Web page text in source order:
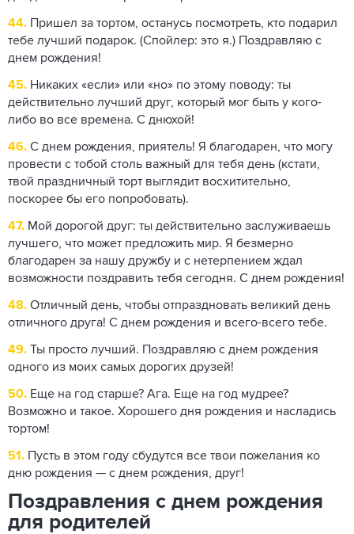
44. Пришел за тортом, останусь посмотреть, кто подарил
тебе лучший подарок. (Спойлер: это я.) Поздравляю с
днем ​​рождения!
45. Никаких «если» или «но» по этому поводу: ты
действительно лучший друг, который мог быть у кого-
либо во все времена. С днюхой!
46. ​​С днем ​​рождения, приятель! Я благодарен, что могу
провести с тобой столь важный для тебя день (кстати,
твой праздничный торт выглядит восхитительно,
поскорее бы его попробовать).
47. Мой дорогой друг: ты действительно заслуживаешь
лучшего, что может предложить мир. Я безмерно
благодарен за нашу дружбу и с нетерпением ждал
возможности поздравить тебя сегодня. С днем ​​рождения!
48. Отличный день, чтобы отпраздновать великий день
отличного друга! С днем рождения и всего-всего тебе.
49. Ты просто лучший. Поздравляю с днем ​​рождения
одного из моих самых дорогих друзей!
50. Еще на год старше? Ага. Еще на год мудрее?
Возможно и такое. Хорошего дня рождения и насладись
тортом!
51. Пусть в этом году сбудутся все твои пожелания ко
дню рождения — с днем ​​рождения, друг!
Поздравления с днем ​​рождения
для родителей